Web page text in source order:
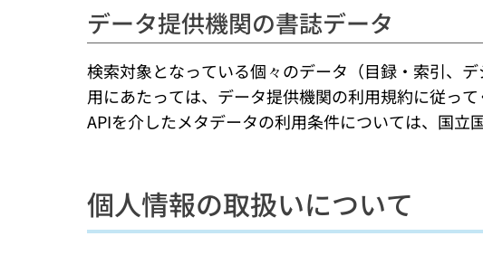
データ提供機関の書誌データ
検索対象となっている個々のデータ（目録・索引、
用にあたっては、データ提供機関の利用規約に従って
APIを介したメタデータの利用条件については、国立
個人情報の取扱いについて